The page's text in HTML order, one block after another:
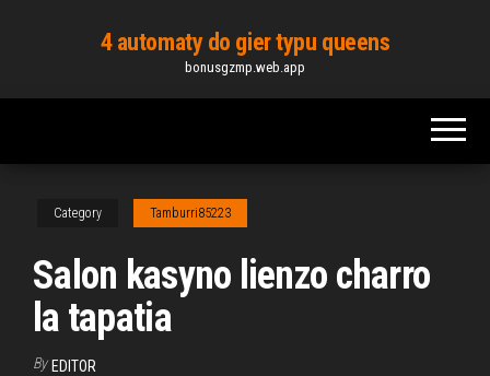
content
4 automaty do gier typu queens
bonusgzmp.web.app
Category Tamburri85223
Salon kasyno lienzo charro
la tapatia
By EDITOR